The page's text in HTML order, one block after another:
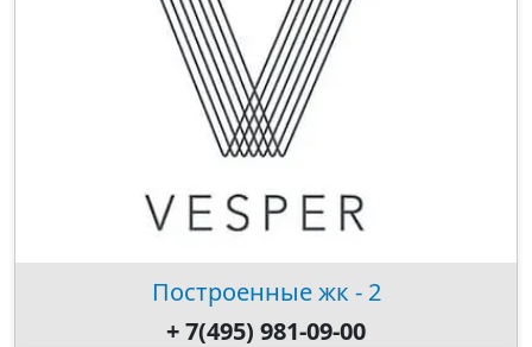
Построенные жк - 2
+ 7(495) 981-09-00